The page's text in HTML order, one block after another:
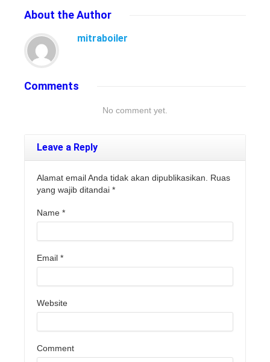
About the Author
mitraboiler
Comments
No comment yet.
Leave a Reply
Alamat email Anda tidak akan dipublikasikan. Ruas
yang wajib ditandai *
Name *
Email *
Website
Comment